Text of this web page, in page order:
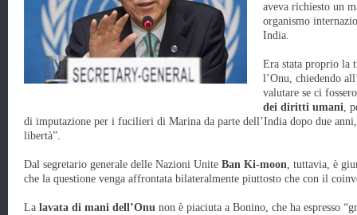
aveva richiesto un
organismo
India.
Era stata proprio la
l’Onu, chiedendo
valutare se ci
dei diritti umani,
di imputazione per i fucilieri di Marina da parte dell’India dopo due
libertà”.
Dal segretario generale delle Nazioni Unite Ban Ki-moon, tuttavia, è
che la questione venga affrontata bilateralmente piuttosto che con il
La lavata di mani dell’Onu non è piaciuta a Bonino, che ha espresso